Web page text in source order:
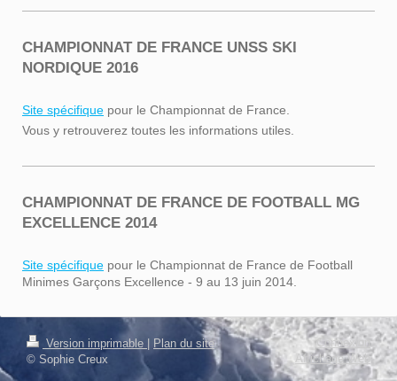
CHAMPIONNAT DE FRANCE UNSS SKI
NORDIQUE 2016
Site spécifique pour le Championnat de France.
Vous y retrouverez toutes les informations utiles.
CHAMPIONNAT DE FRANCE DE FOOTBALL MG
EXCELLENCE 2014
Site spécifique pour le Championnat de France de Football
Minimes Garçons Excellence - 9 au 13 juin 2014.
Version imprimable
Plan du site
© Sophie Creux
Connexion
Affichage Web